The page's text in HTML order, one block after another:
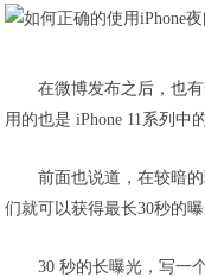
在微博发布之后，也
用的也是 iPhone 11系列中
前面也说道，在较暗
们就可以获得最长30秒的
30 秒的长曝光，写一